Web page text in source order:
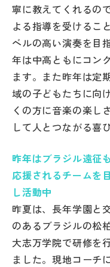
個人情報保護方針
サイトマップ
運営会社
寧に教えてくれるの
よる指導を受けるこ
ベルの高い演奏を目
年は中高ともにコン
ます。また昨年は定
域の子どもたちに向
くの方に音楽の楽し
して人とつながる喜
昨年はブラジル遠征も
応援されるチームを
し活動中
昨夏は、長年学園と
のあるブラジルの松
大志万学院で研修を
ました。現地コーチ